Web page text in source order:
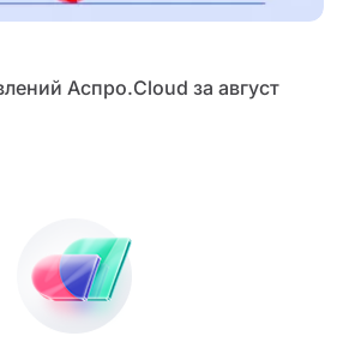
Аспро.Cloud за август